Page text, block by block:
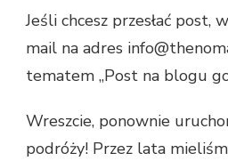
Jeśli chcesz przesłać post,
mail na adres
tematem „Post na blogu
Wreszcie, ponownie
podróży! Przez lata